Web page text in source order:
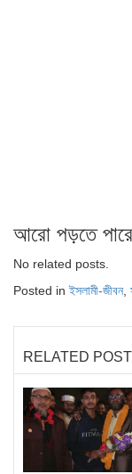
আরো পড়তে
No related posts.
Posted inইসলামী-জীবন,
RELATED